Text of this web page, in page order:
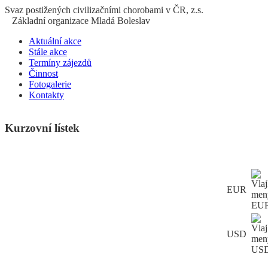
Svaz postižených civilizačními chorobami v ČR, z.s.
Základní organizace Mladá Boleslav
Aktuální akce
Stále akce
Termíny zájezdů
Činnost
Fotogalerie
Kontakty
Kurzovní lístek
EUR
USD